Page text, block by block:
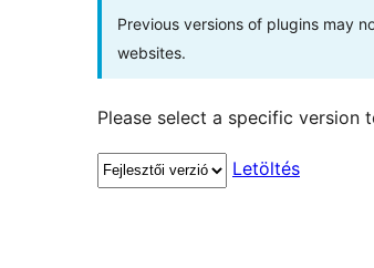
Previous versions of plugins may
websites.
Please select a specific version
Letöltés